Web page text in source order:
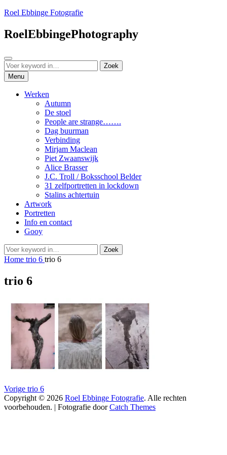
Ga
de
inhoud
Roel Ebbinge Fotografie
RoelEbbingePhotography
Zoeken
Zoeken
naar:
Zoek
Menu
Werken
Autumn
De stoel
People are strange…….
Dag buurman
Verbinding
Mirjam Maclean
Piet Zwaanswijk
Alice Brasser
J.C. Troll / Boksschool Belder
31 zelfportretten in lockdown
Stalins achtertuin
Artwork
Portretten
Info en contact
Gooy
Zoeken
naar:
Zoek
Home trio 6 trio 6
trio 6
Bericht
navigatie
Vorige Vorig
bericht:
trio 6
Copyright © 2026 Roel Ebbinge Fotografie. Alle rechten
voorbehouden. | Fotografie doorCatch Themes